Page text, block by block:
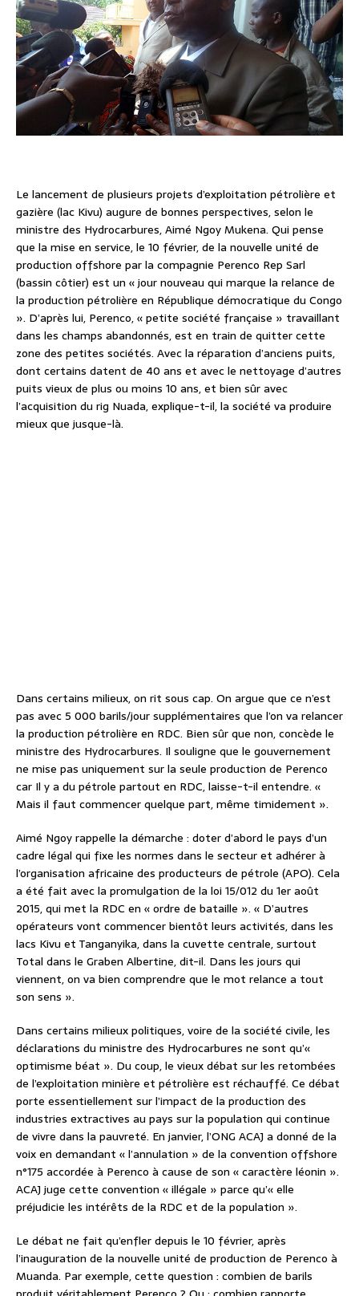
Le lancement de plusieurs projets d’exploitation pétrolière et
gazière (lac Kivu) augure de bonnes perspectives, selon le
ministre des Hydrocarbures, Aimé Ngoy Mukena. Qui pense
que la mise en service, le 10 février, de la nouvelle unité de
production offshore par la compagnie Perenco Rep Sarl
(bassin côtier) est un « jour nouveau qui marque la relance de
la production pétrolière en République démocratique du Congo
». D’après lui, Perenco, « petite société française » travaillant
dans les champs abandonnés, est en train de quitter cette
zone des petites sociétés. Avec la réparation d’anciens puits,
dont certains datent de 40 ans et avec le nettoyage d’autres
puits vieux de plus ou moins 10 ans, et bien sûr avec
l’acquisition du rig Nuada, explique-t-il, la société va produire
mieux que jusque-là.
Dans certains milieux, on rit sous cap. On argue que ce n’est
pas avec 5 000 barils/jour supplémentaires que l’on va relancer
la production pétrolière en RDC. Bien sûr que non, concède le
ministre des Hydrocarbures. Il souligne que le gouvernement
ne mise pas uniquement sur la seule production de Perenco
car Il y a du pétrole partout en RDC, laisse-t-il entendre. «
Mais il faut commencer quelque part, même timidement ».
Aimé Ngoy rappelle la démarche : doter d’abord le pays d’un
cadre légal qui fixe les normes dans le secteur et adhérer à
l’organisation africaine des producteurs de pétrole (APO). Cela
a été fait avec la promulgation de la loi 15/012 du 1er août
2015, qui met la RDC en « ordre de bataille ». « D’autres
opérateurs vont commencer bientôt leurs activités, dans les
lacs Kivu et Tanganyika, dans la cuvette centrale, surtout
Total dans le Graben Albertine, dit-il. Dans les jours qui
viennent, on va bien comprendre que le mot relance a tout
son sens ».
Dans certains milieux politiques, voire de la société civile, les
déclarations du ministre des Hydrocarbures ne sont qu’«
optimisme béat ». Du coup, le vieux débat sur les retombées
de l’exploitation minière et pétrolière est réchauffé. Ce débat
porte essentiellement sur l’impact de la production des
industries extractives au pays sur la population qui continue
de vivre dans la pauvreté. En janvier, l’ONG ACAJ a donné de la
voix en demandant « l’annulation » de la convention offshore
n°175 accordée à Perenco à cause de son « caractère léonin ».
ACAJ juge cette convention « illégale » parce qu’« elle
préjudicie les intérêts de la RDC et de la population ».
Le débat ne fait qu’enfler depuis le 10 février, après
l’inauguration de la nouvelle unité de production de Perenco à
Muanda. Par exemple, cette question : combien de barils